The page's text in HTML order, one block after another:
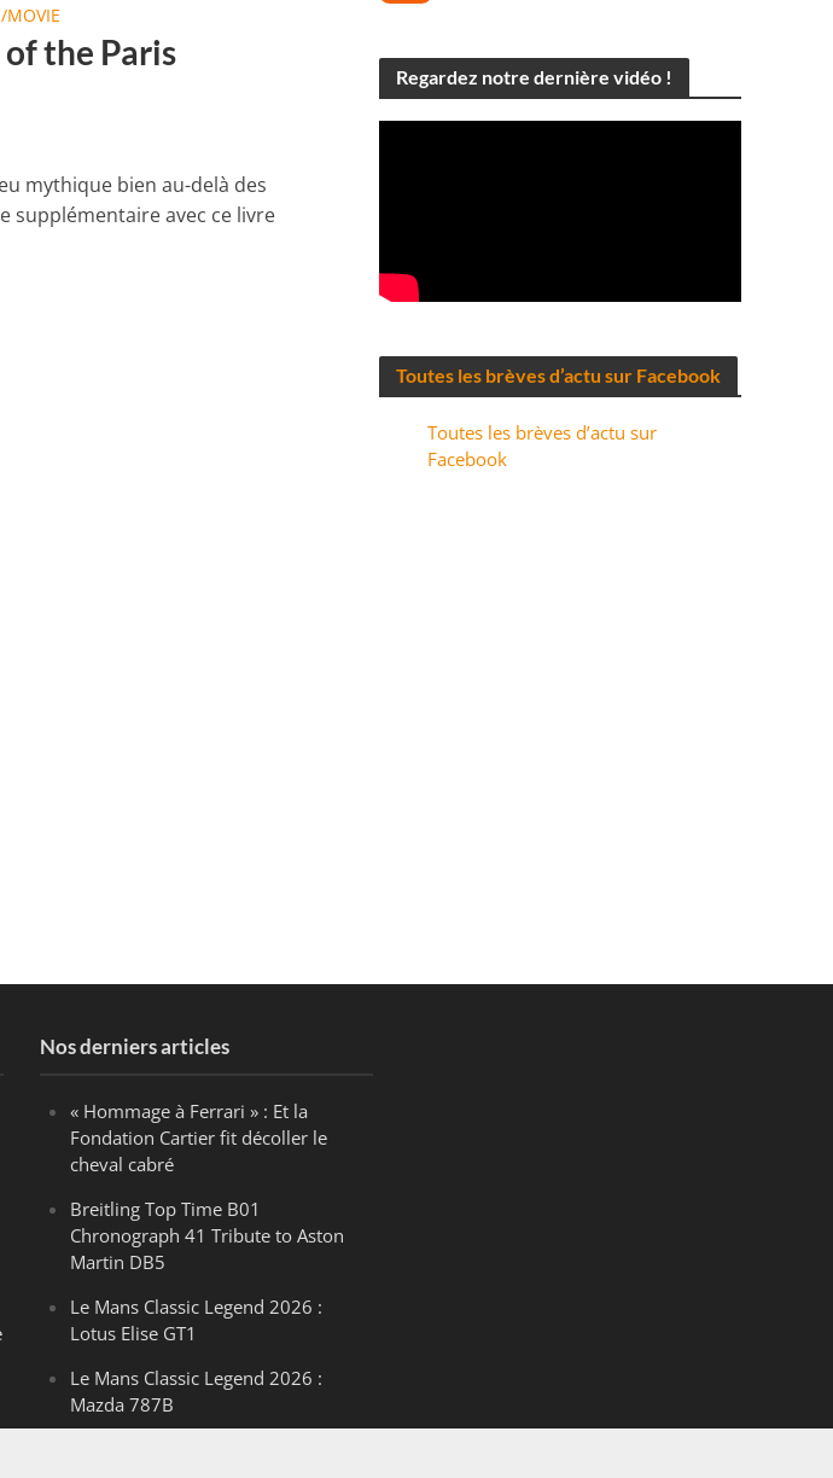
MOVIE
the Paris
mythique bien au-delà des
supplémentaire avec ce livre
Regardez notre dernière vidéo !
Toutes les brèves d’actu sur Facebook
Toutes les brèves d’actu sur
Facebook
Nos derniers articles
« Hommage à Ferrari » : Et la
Fondation Cartier fit décoller le
cheval cabré
Breitling Top Time B01
Chronograph 41 Tribute to Aston
Martin DB5
Le Mans Classic Legend 2026 :
Lotus Elise GT1
Le Mans Classic Legend 2026 :
Mazda 787B